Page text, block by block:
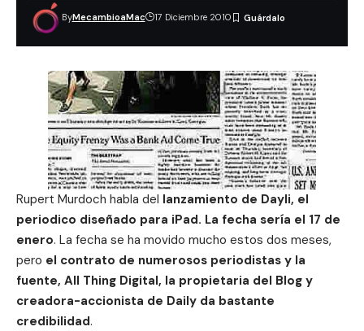
ByMecambioaMac 17 Diciembre 2010
Rupert Murdoch habla del lanzamiento de Dayli, el
periodico diseñado para iPad. La fecha sería el 17 de
enero. La fecha se ha movido mucho estos dos meses,
pero el contrato de numerosos periodistas y la
fuente, All Thing Digital, la propietaria del Blog y
creadora-accionista de Daily da bastante
credibilidad.